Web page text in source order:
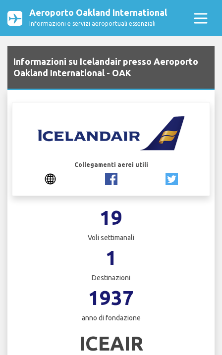
Aeroporto Oakland International
Informazioni e servizi aeroportuali essenziali
Informazioni su Icelandair presso Aeroporto
Oakland International - OAK
Collegamenti aerei utili
19
Voli settimanali
1
Destinazioni
1937
anno di fondazione
ICEAIR